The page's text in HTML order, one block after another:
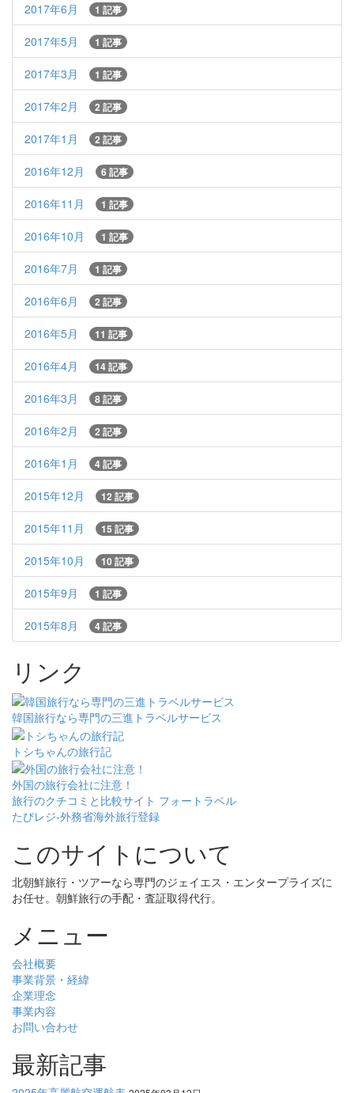
2017年6月 1 記事
2017年5月 1 記事
2017年3月 1 記事
2017年2月 2 記事
2017年1月 2 記事
2016年12月 6 記事
2016年11月 1 記事
2016年10月 1 記事
2016年7月 1 記事
2016年6月 2 記事
2016年5月 11 記事
2016年4月 14 記事
2016年3月 8 記事
2016年2月 2 記事
2016年1月 4 記事
2015年12月 12 記事
2015年11月 15 記事
2015年10月 10 記事
2015年9月 1 記事
2015年8月 4 記事
リンク
韓国旅行なら専門の三進トラベルサービス
トシちゃんの旅行記
外国の旅行会社に注意！
旅行のクチコミと比較サイト フォートラベル
たびレジ-外務省海外旅行登録
このサイトについて
北朝鮮旅行・ツアーなら専門のジェイエス・エンタープライズに
お任せ。朝鮮旅行の手配・査証取得代行。
メニュー
会社概要
事業背景・経緯
企業理念
事業内容
お問い合わせ
最新記事